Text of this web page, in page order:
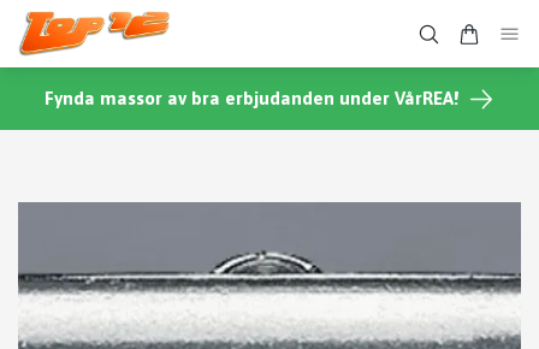
Fynda massor av bra erbjudanden under VårREA!